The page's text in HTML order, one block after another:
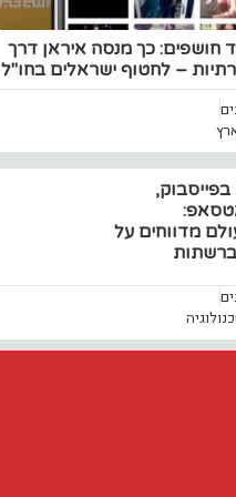
חושפים: כך מנסה איראן דרך
– לחטוף ישראלים בחו"ל
מדווחים על